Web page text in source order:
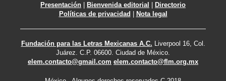
Presentación Bienvenida editorial
Directorio
Políticas de privacidad
Nota legal
Fundación para las Letras Mexicanas A.C. Liverpool 16, Col.
Juárez. C.P. 06600. Ciudad de México.
elem.contacto@gmail.com elem.contacto@flm.org.mx